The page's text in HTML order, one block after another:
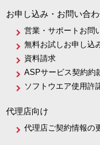
お申し込み・お問い合
営業・サポートお問
無料お試しお申し込
資料請求
ASPサービス契約約
ソフトウエア使用許
代理店向け
代理店ご契約情報の